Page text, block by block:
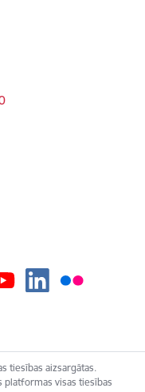
tiesības aizsargātas.
platformas visas tiesības